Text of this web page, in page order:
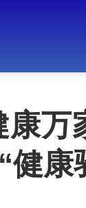
万
健康